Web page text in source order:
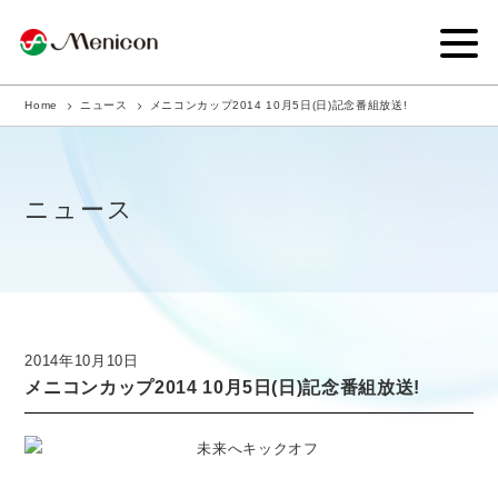
企業情報
商品サイト
ニュース
採用情報
Home ニュース メニコンカップ2014 10月5日(日)記念番組放送!
ニュース
2014年10月10日
メニコンカップ2014 10月5日(日)記念番組放送!